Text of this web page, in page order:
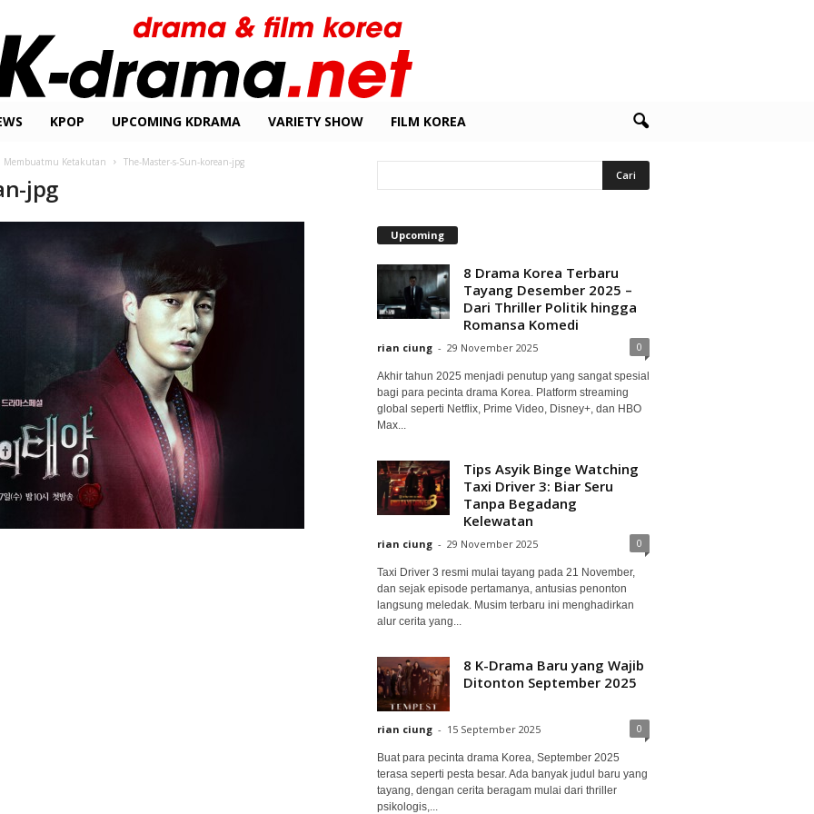
KPOP UPCOMING KDRAMA VARIETY SHOW FILM KOREA
Membuatmu Ketakutan The-Master-s-Sun-korean-jpg
jpg
Upcoming
8 Drama Korea Terbaru
Tayang Desember 2025 –
Dari Thriller Politik hingga
Romansa Komedi
rian ciung - 29 November 2025 0
Akhir tahun 2025 menjadi penutup yang sangat spesial
bagi para pecinta drama Korea. Platform streaming
global seperti Netflix, Prime Video, Disney+, dan HBO
Max...
Tips Asyik Binge Watching
Taxi Driver 3: Biar Seru
Tanpa Begadang
Kelewatan
rian ciung - 29 November 2025 0
Taxi Driver 3 resmi mulai tayang pada 21 November,
dan sejak episode pertamanya, antusias penonton
langsung meledak. Musim terbaru ini menghadirkan
alur cerita yang...
8 K-Drama Baru yang Wajib
Ditonton September 2025
rian ciung - 15 September 2025 0
Buat para pecinta drama Korea, September 2025
terasa seperti pesta besar. Ada banyak judul baru yang
tayang, dengan cerita beragam mulai dari thriller
psikologis,...